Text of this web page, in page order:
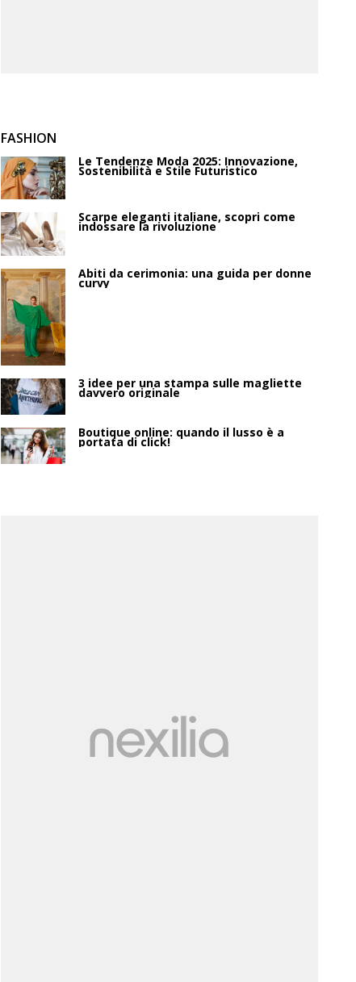
FASHION
Le Tendenze Moda 2025: Innovazione,
Sostenibilità e Stile Futuristico
Scarpe eleganti italiane, scopri come
indossare la rivoluzione
Abiti da cerimonia: una guida per donne
curvy
3 idee per una stampa sulle magliette
davvero originale
Boutique online: quando il lusso è a
portata di click!